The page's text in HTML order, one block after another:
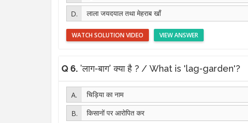
लाला जयदयाल तथा मेहराब खाँ
VIEW ANSWER
WATCH SOLUTION VIDEO
Q 6. ’लाग-बाग’ क्या है ? / What is 'lag-garden'?
चिड़िया का नाम
किसानों पर आरोपित कर